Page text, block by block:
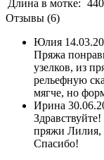
Длина в мотке: 440
Отзывы (6)
Юлия
Пряжа
узелков, из
рельефную
мягче, но
Ирина
пряжи Лилия,
Спасибо!